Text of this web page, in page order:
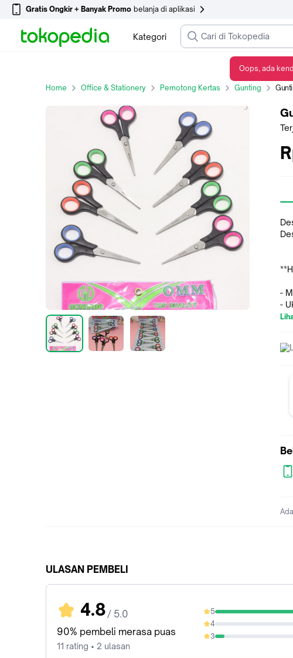
Gratis Ongkir + Banyak Promo belanja di aplikasi
Kategori
Home Office & Stationery Pemotong Kertas Gunting
-
-
-
ULASAN PEMBELI
4.8 / 5.0
90% pembeli merasa puas
11 rating • 2 ulasan
5
90.91%
4
0%
3
9.09%
Oops, ada